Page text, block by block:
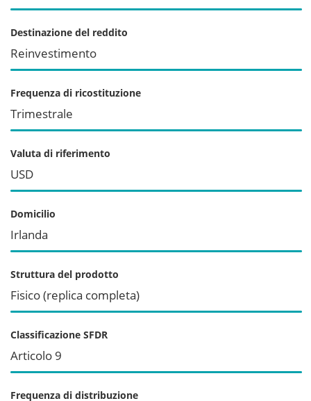
Destinazione del reddito
Reinvestimento
Frequenza di ricostituzione
Trimestrale
Valuta di riferimento
USD
Domicilio
Irlanda
Struttura del prodotto
Fisico (replica completa)
Classificazione SFDR
Articolo 9
Frequenza di distribuzione